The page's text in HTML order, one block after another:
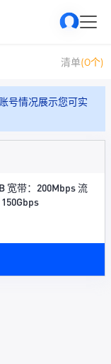
清单(0个)
号情况展示您可实
宽带：200Mbps 流